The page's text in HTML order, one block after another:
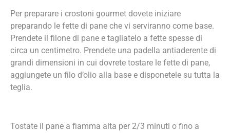
Per preparare i crostoni gourmet dovete iniziare
preparando le fette di pane che vi serviranno come base.
Prendete il filone di pane e tagliatelo a fette spesse di
circa un centimetro. Prendete una padella antiaderente di
grandi dimensioni in cui dovrete tostare le fette di pane,
aggiungete un filo d’olio alla base e disponetele su tutta la
teglia.
Tostate il pane a fiamma alta per 2/3 minuti o fino a